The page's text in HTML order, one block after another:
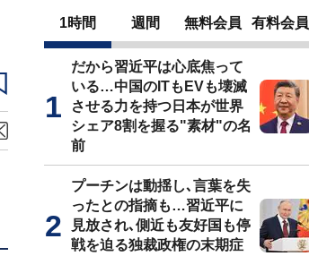
1時間 週間 無料会員 有料会員
だから習近平は心底焦って
いる…中国のITもEVも壊滅
させる力を持つ日本が世界
シェア8割を握る"素材"の名
前
プーチンは動揺し､言葉を失
ったとの指摘も…習近平に
見放され､側近も友好国も停
戦を迫る独裁政権の末期症